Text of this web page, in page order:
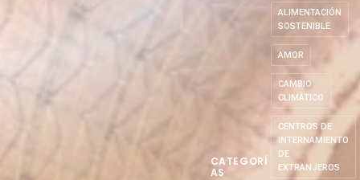
CATEGORÍ
AS
ALIMENTACIÓN
SOSTENIBLE
AMOR
CAMBIO
CLIMÁTICO
CENTROS DE
INTERNAMIENTO
DE
EXTRANJEROS